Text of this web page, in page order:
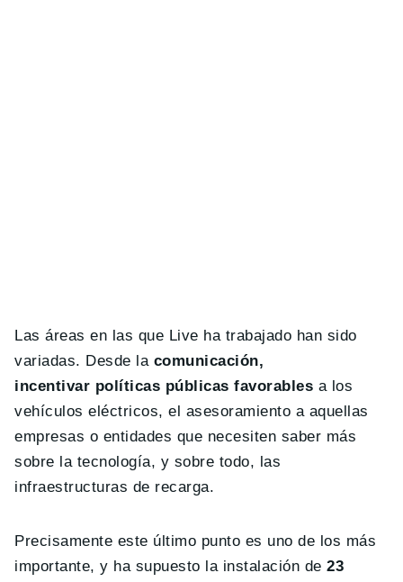
Las áreas en las que Live ha trabajado han sido
variadas. Desde la comunicación,
incentivar políticas públicas favorables a los
vehículos eléctricos, el asesoramiento a aquellas
empresas o entidades que necesiten saber más
sobre la tecnología, y sobre todo, las
infraestructuras de recarga.
Precisamente este último punto es uno de los más
importante, y ha supuesto la instalación de23